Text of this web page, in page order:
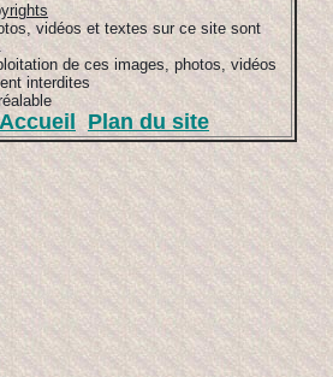
vidéos et textes sur ce site sont
de ces images, photos, vidéos
interdites
Plan du site